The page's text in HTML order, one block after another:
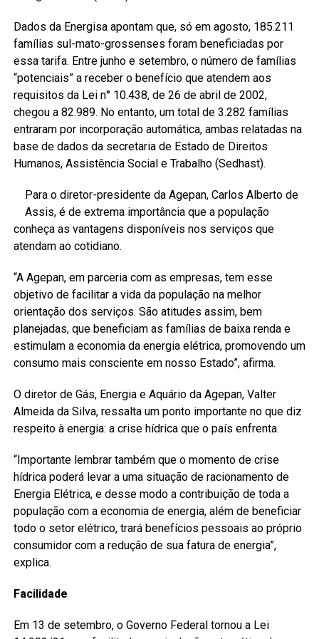
Dados da Energisa apontam que, só em agosto, 185.211
famílias sul-mato-grossenses foram beneficiadas por
essa tarifa. Entre junho e setembro, o número de famílias
“potenciais” a receber o benefício que atendem aos
requisitos da Lei n° 10.438, de 26 de abril de 2002,
chegou a 82.989. No entanto, um total de 3.282 famílias
entraram por incorporação automática, ambas relatadas na
base de dados da secretaria de Estado de Direitos
Humanos, Assistência Social e Trabalho (Sedhast).
Para o diretor-presidente da Agepan, Carlos Alberto de
Assis, é de extrema importância que a população
conheça as vantagens disponíveis nos serviços que
atendam ao cotidiano.
“A Agepan, em parceria com as empresas, tem esse
objetivo de facilitar a vida da população na melhor
orientação dos serviços. São atitudes assim, bem
planejadas, que beneficiam as famílias de baixa renda e
estimulam a economia da energia elétrica, promovendo um
consumo mais consciente em nosso Estado”, afirma.
O diretor de Gás, Energia e Aquário da Agepan, Valter
Almeida da Silva, ressalta um ponto importante no que diz
respeito à energia: a crise hídrica que o país enfrenta.
“Importante lembrar também que o momento de crise
hídrica poderá levar a uma situação de racionamento de
Energia Elétrica, e desse modo a contribuição de toda a
população com a economia de energia, além de beneficiar
todo o setor elétrico, trará benefícios pessoais ao próprio
consumidor com a redução de sua fatura de energia”,
explica.
Facilidade
Em 13 de setembro, o Governo Federal tornou a Lei